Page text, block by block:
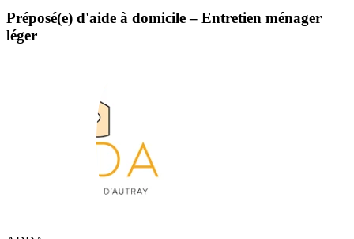
Préposé(e) d'aide à domicile – Entretien ménager
léger